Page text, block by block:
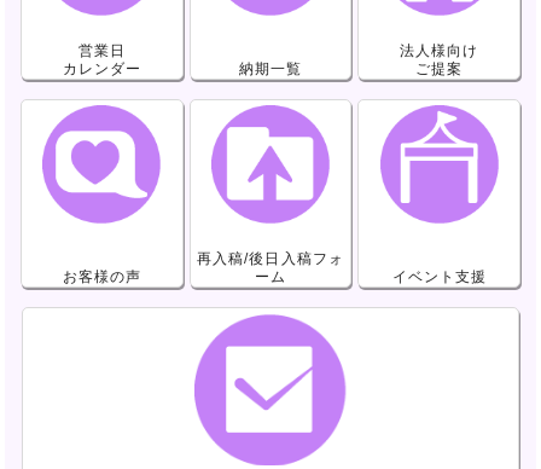
営業日
カレンダー
納期一覧
法人様向け
ご提案
お客様の声
再入稿/後日入稿フォ
ーム
イベント支援